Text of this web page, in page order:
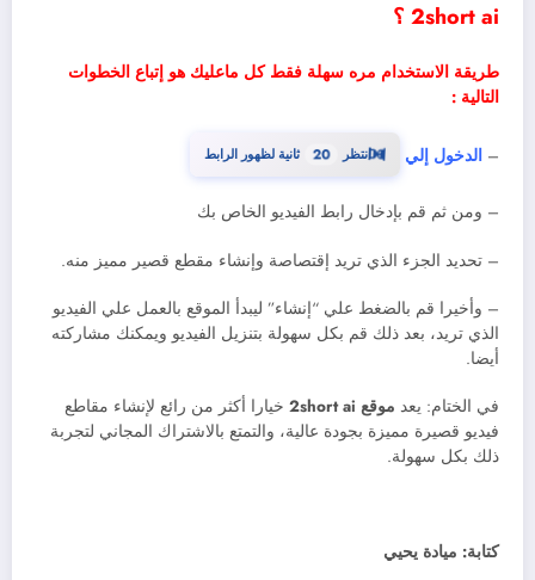
2short ai ؟
طريقة الاستخدام مره سهلة فقط كل ماعليك هو إتباع الخطوات
التالية :
– الدخول إلي ⏳انتظر 19 ثانية لظهور الرابط
– ومن ثم قم بإدخال رابط الفيديو الخاص بك
– تحديد الجزء الذي تريد إقتصاصة وإنشاء مقطع قصير مميز منه.
– وأخيرا قم بالضغط علي “إنشاء” ليبدأ الموقع بالعمل علي الفيديو
الذي تريد، بعد ذلك قم بكل سهولة بتنزيل الفيديو ويمكنك مشاركته
أيضا.
في الختام: يعد موقع 2short ai
خيارا أكثر من رائع لإنشاء مقاطع
فيديو قصيرة مميزة بجودة عالية، والتمتع بالاشتراك المجاني لتجربة
ذلك بكل سهولة.
كتابة: ميادة يحيي